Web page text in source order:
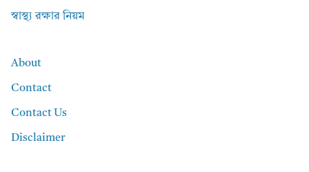
স্বাস্থ্য রক্ষার নিয়ম
About
Contact
Contact Us
Disclaimer